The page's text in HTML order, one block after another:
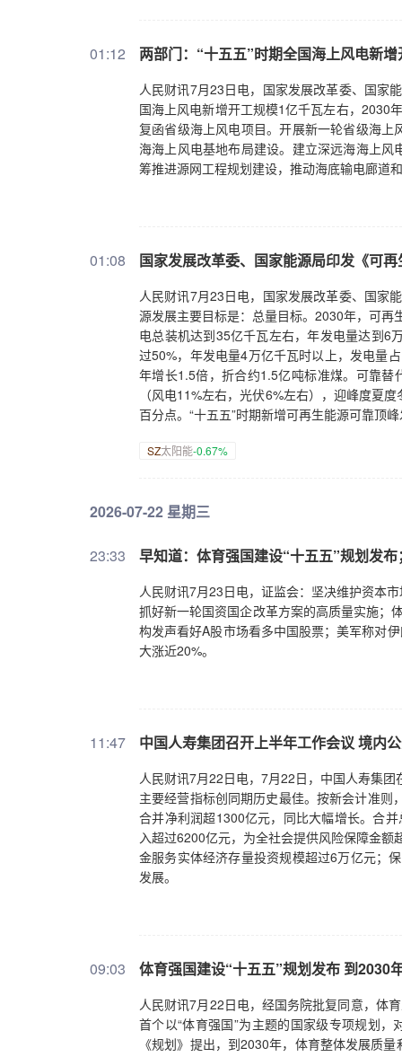
01:12 两部门：“十五五”时期全国海上风电新
人民财讯7月23日电，国家发展改革委、国家
国海上风电新增开工规模1亿千瓦左右，2030
复函省级海上风电项目。开展新一轮省级海
海海上风电基地布局建设。建立深远海海上
筹推进源网工程规划建设，推动海底输电廊道
01:08 国家发展改革委、国家能源局印发《可
人民财讯7月23日电，国家发展改革委、国家
源发展主要目标是：总量目标。2030年，可
电总装机达到35亿千瓦左右，年发电量达到6
过50%，年发电量4万亿千瓦时以上，发电量
年增长1.5倍，折合约1.5亿吨标准煤。可靠
（风电11%左右，光伏6%左右），迎峰度夏
百分点。“十五五”时期新增可再生能源可靠顶
SZ太阳能-0.67%
2026-07-22 星期三
23:33 早知道：体育强国建设“十五五”规划发
人民财讯7月23日电，证监会：坚决维护资本
抓好新一轮国资国企改革方案的高质量实施；
构发声看好A股市场看多中国股票；美军称对
大涨近20%。
11:47 中国人寿集团召开上半年工作会议 境内
人民财讯7月22日电，7月22日，中国人寿集
主要经营指标创同期历史最佳。按新会计准
合并净利润超1300亿元，同比大幅增长。合
入超过6200亿元，为全社会提供风险保障金
金服务实体经济存量投资规模超过6万亿元；
发展。
09:03 体育强国建设“十五五”规划发布 到2030
人民财讯7月22日电，经国务院批复同意，体
首个以“体育强国”为主题的国家级专项规划
《规划》提出，到2030年，体育整体发展质